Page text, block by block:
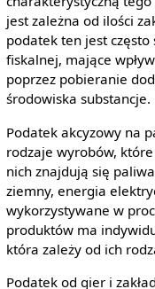
jest zależna od ilości
podatek ten jest
fiskalnej, mające
poprzez pobieranie
środowiska substancje.
Podatek akcyzowy na
rodzaje wyrobów,
nich znajdują się
ziemny, energia
wykorzystywane w
produktów ma
która zależy od ich
Podatek od gier i